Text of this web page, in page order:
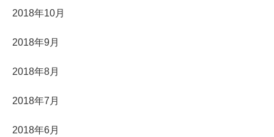
2018年10月
2018年9月
2018年8月
2018年7月
2018年6月